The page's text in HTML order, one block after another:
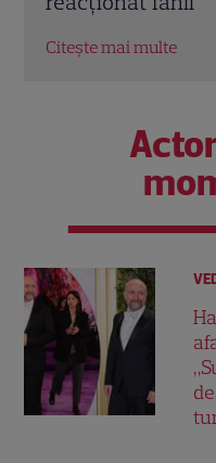
Citește mai multe